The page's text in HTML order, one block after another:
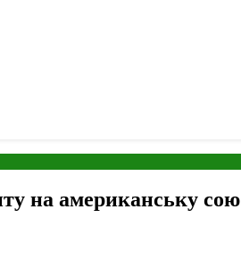
на американську сою